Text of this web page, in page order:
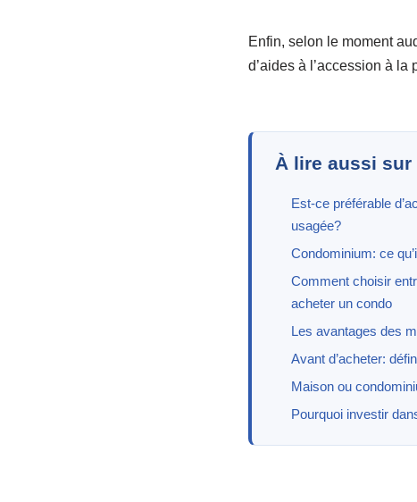
Enfin, selon le moment
d’aides à l’accession à la
À lire aussi sur
Est-ce préférable
usagée?
Condominium: ce
Comment choisir
acheter un condo
Les avantages des
Avant d’acheter:
Maison ou
Pourquoi investir